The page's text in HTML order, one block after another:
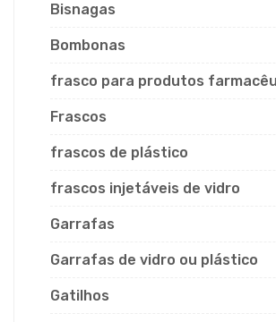
Bisnagas
Bombonas
frasco para produtos
Frascos
frascos de plástico
frascos injetáveis de vidro
Garrafas
Garrafas de vidro ou plástico
Gatilhos